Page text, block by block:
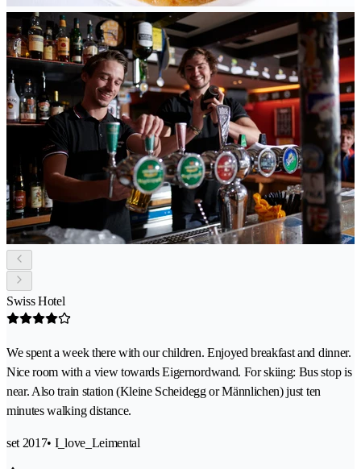
Swiss Hotel
We spent a week there with our children. Enjoyed breakfast and dinner.
Nice room with a view towards Eigernordwand. For skiing: Bus stop is
near. Also train station (Kleine Scheidegg or Männlichen) just ten
minutes walking distance.
set 2017• I_love_Leimental